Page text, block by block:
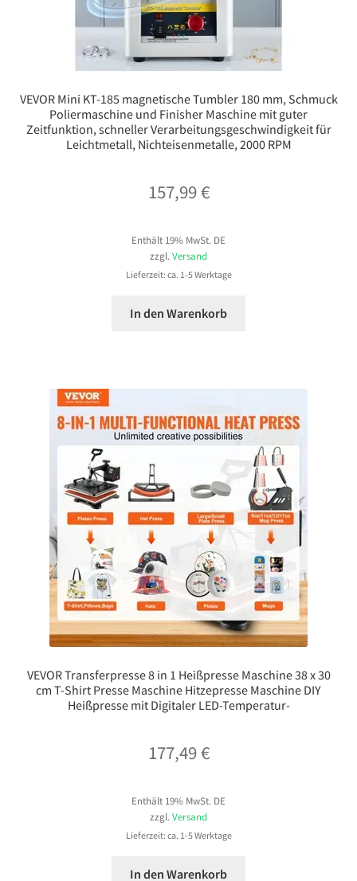
VEVOR Mini KT-185 magnetische Tumbler 180 mm, Schmuck
Poliermaschine und Finisher Maschine mit guter
Zeitfunktion, schneller Verarbeitungsgeschwindigkeit für
Leichtmetall, Nichteisenmetalle, 2000 RPM
157,99€
Enthält 19% MwSt. DE
zzgl.Versand
Lieferzeit: ca. 1-5 Werktage
In den Warenkorb
VEVOR Transferpresse 8 in 1 Heißpresse Maschine 38 x 30
cm T-Shirt Presse Maschine Hitzepresse Maschine DIY
Heißpresse mit Digitaler LED-Temperatur-
177,49€
Enthält 19% MwSt. DE
zzgl. Versand
Lieferzeit: ca. 1-5 Werktage
In den Warenkorb